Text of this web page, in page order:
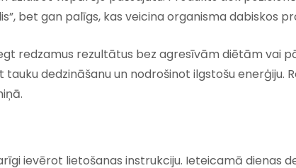
bet gan palīgs, kas veicina organisma dabiskos
redzamus rezultātus bez agresīvām diētām vai
dedzināšanu un nodrošinot ilgstošu enerģiju.
ievērot lietošanas instrukciju. Ieteicamā dienas